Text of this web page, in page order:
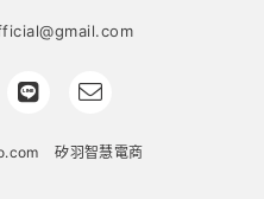
矽羽智慧電商